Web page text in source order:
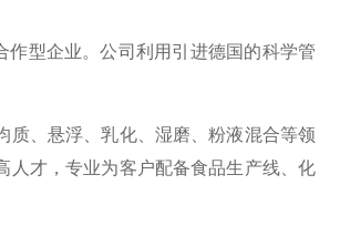
作型企业。公司利用引进德国的科学管
质、悬浮、乳化、湿磨、粉液混合等领
人才，专业为客户配备食品生产线、化